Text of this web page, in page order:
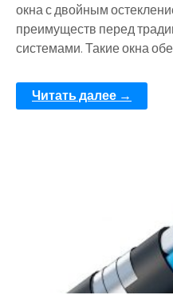
окна с двойным
преимуществ перед
системами. Такие окна
Читать далее →